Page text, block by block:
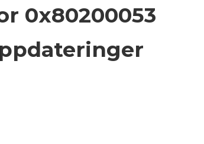
0x80200053